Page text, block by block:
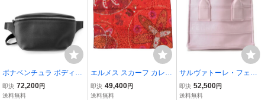
ボナベンチュラ ボディバ
ッグ リアム シュリンクレ
ザー BFPO1-BK BONAVE
即決 72,200円
送料無料
エルメス スカーフ カレ90
花の捧げ物 OFFRANDES
D'UN JOUR シルク HER
即決 49,400円
送料無料
サルヴァトーレ・フェラ
ガモ ハンドバッグ ロゴ フ
ァブリック 214988 Ferra
即決 52,500円
送料無料